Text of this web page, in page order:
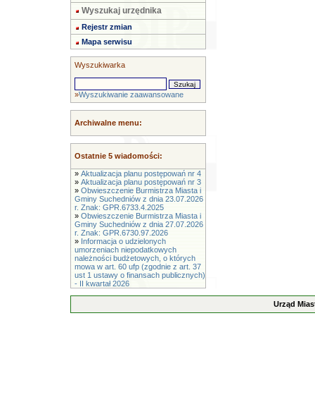
Wyszukaj urzędnika
Rejestr zmian
Mapa serwisu
Wyszukiwarka
»Wyszukiwanie zaawansowane
Archiwalne menu:
Ostatnie 5 wiadomości:
» Aktualizacja planu postępowań nr 4
» Aktualizacja planu postępowań nr 3
» Obwieszczenie Burmistrza Miasta i
Gminy Suchedniów z dnia 23.07.2026
r. Znak: GPR.6733.4.2025
» Obwieszczenie Burmistrza Miasta i
Gminy Suchedniów z dnia 27.07.2026
r. Znak: GPR.6730.97.2026
» Informacja o udzielonych
umorzeniach niepodatkowych
należności budżetowych, o których
mowa w art. 60 ufp (zgodnie z art. 37
ust 1 ustawy o finansach publicznych)
- II kwartał 2026
Urząd